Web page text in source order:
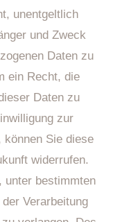
unentgeltlich
und Zweck
Daten zu
ein Recht, die
Daten zu
zur
können Sie diese
widerrufen.
unter bestimmten
Verarbeitung